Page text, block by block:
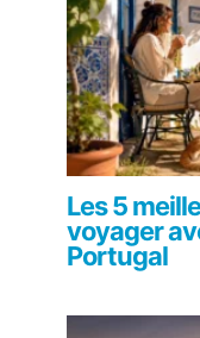
Les 5
voyager
Portugal